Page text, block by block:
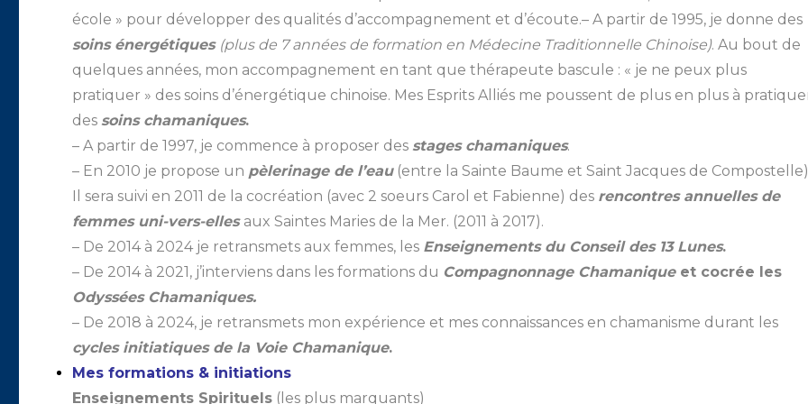
école » pour développer des qualités d’accompagnement et d’écoute.– A partir de 1995, je donne des
soins énergétiques (plus de 7 années de formation en Médecine Traditionnelle Chinoise). Au bout de
quelques années, mon accompagnement en tant que thérapeute bascule : « je ne peux plus
pratiquer » des soins d’énergétique chinoise. Mes Esprits Alliés me poussent de plus en plus à
des soins chamaniques.
– A partir de 1997, je commence à proposer des stages chamaniques.
– En 2010 je propose un pèlerinage de l’eau(entre la Sainte Baume et Saint Jacques de
Il sera suivi en 2011 de la cocréation (avec 2 soeurs Carol et Fabienne) des rencontres annuelles de
femmes uni-vers-elles aux Saintes Maries de la Mer. (2011 à 2017).
– De 2014 à 2024 je retransmets aux femmes, les Enseignements du Conseil des 13 Lunes.
– De 2014 à 2021, j’interviens dans les formations du Compagnonnage Chamaniqueet cocrée les
Odyssées Chamaniques.
– De 2018 à 2024, je retransmets mon expérience et mes connaissances en chamanisme durant les
cycles initiatiques de la Voie Chamanique.
Mes formations & initiations
Enseignements Spirituels (les plus marquants)